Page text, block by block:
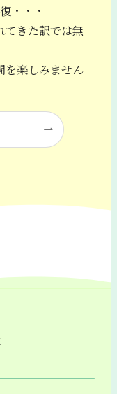
・・・
てきた訳では無
を楽しみません